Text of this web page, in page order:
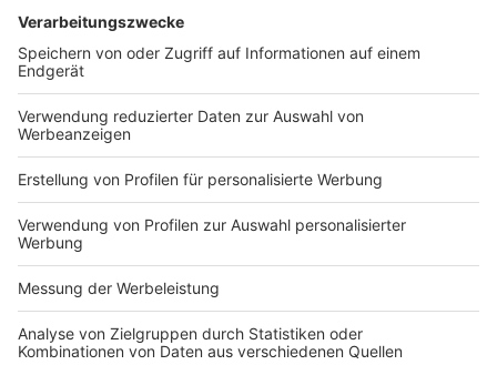
angegriffenen Unternehmen, die Täter ermittelt haben,
hätten die Behörden bei der Spurensuche helfen
können, 2024 seien es erst 24 % gewesen. Damit sei
dieser Austausch mit staatlichen Stellen inzwischen
wirksamer als interne (32 %) oder externe (20 %
Untersuchungen. – Zur Berücksichtigung von
Cyberattacken in der Finanzberichterstattung s.
Gabriele Bourgon
, Ressortleiterin Bilanzrecht und
Betriebswirtschaft
BB 2025, 2281